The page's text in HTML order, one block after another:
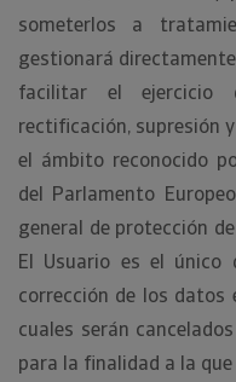
someterlos a
gestionará
facilitar el ejercicio
rectificación, supresión
el ámbito reconocido
del Parlamento
general de protección
El Usuario es el único
corrección de los datos
cuales serán
para la finalidad a la